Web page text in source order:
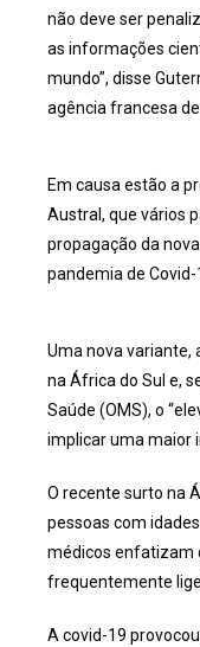
não deve ser
as informações
mundo”, disse
agência francesa de
Em causa estão a
Austral, que vários
propagação da
pandemia de Covid-
Uma nova variante,
na África do Sul e,
Saúde (OMS), o
implicar uma maior
O recente surto na
pessoas com
médicos enfatizam
frequentemente
A covid-19